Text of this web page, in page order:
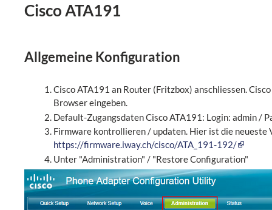
Cisco ATA191
Allgemeine Konfiguration
Cisco ATA191 an Router (Fritzbox) anschliessen.
Browser eingeben.
Default-Zugangsdaten Cisco ATA191: Login: admin /
Firmware kontrollieren / updaten. Hier ist die neueste
https://firmware.iway.ch/cisco/ATA_191-192/
Unter "Administration" / "Restore Configuration"